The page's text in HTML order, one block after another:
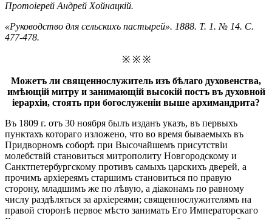
Протоіерей Андрей Хойнацкій.
«Руководство для сельскихъ пастырей». 1888. Т. 1. № 14. С.
477-478.
※ ※ ※
Можетъ ли священнослужитель изъ бѣлаго духовенства,
имѣющій митру и занимающій высокій постъ въ духовной
іерархіи, стоять при богослуженіи выше архимандрита?
Въ 1809 г. отъ 30 ноября былъ изданъ указъ, въ первыхъ
пунктахъ котораго изложено, что во время бываемыхъ въ
Придворномъ соборѣ при Высочайшемъ присутствіи
молебствій становиться митрополиту Новгородскому и
Санктпетербургскому противъ самыхъ царскихъ дверей, а
прочимъ архіереямъ старшимъ становиться по правую
сторону, младшимъ же по лѣвую, а діаконамъ по равному
числу раздѣляться за архіереями; священнослужителямъ на
правой сторонѣ первое мѣсто занимать Его Императорскаго